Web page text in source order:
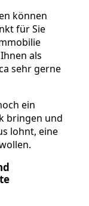
können
für Sie
als
sehr gerne
ein
bringen und
lohnt, eine